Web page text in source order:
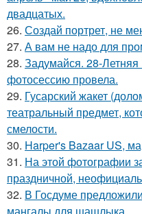
двадцатых.
26. Создай портрет, не
27. А вам не надо для
28. Задумайся. 28-
фотосессию провела.
29. Гусарский жакет
театральный предмет,
смелости.
30. Harper's Bazaar US,
31. На этой фотографии
праздничной,
32. В Госдуме